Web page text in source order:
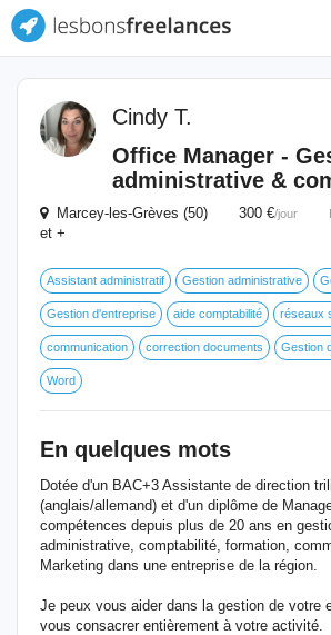
Cindy T.
Office Manager -
administrative &
Marcey-les-Grèves (50) 300 €/jour
et +
Assistant administratif Gestion administrative
Gestion d'entreprise aide comptabilité réseaux
communication correction documents Gestion
Word
En quelques mots
Dotée d'un BAC+3 Assistante de direction
(anglais/allemand) et d'un diplôme de
compétences depuis plus de 20 ans en
administrative, comptabilité, formation,
Marketing dans une entreprise de la région.
Je peux vous aider dans la gestion de votre
vous consacrer entièrement à votre activité.